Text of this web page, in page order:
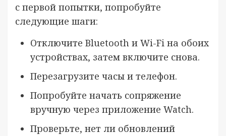
с первой попытки, попробуйте
следующие шаги:
Отключите Bluetooth и Wi-Fi на обоих
устройствах, затем включите снова.
Перезагрузите часы и телефон.
Попробуйте начать сопряжение
вручную через приложение Watch.
Проверьте, нет ли обновлений